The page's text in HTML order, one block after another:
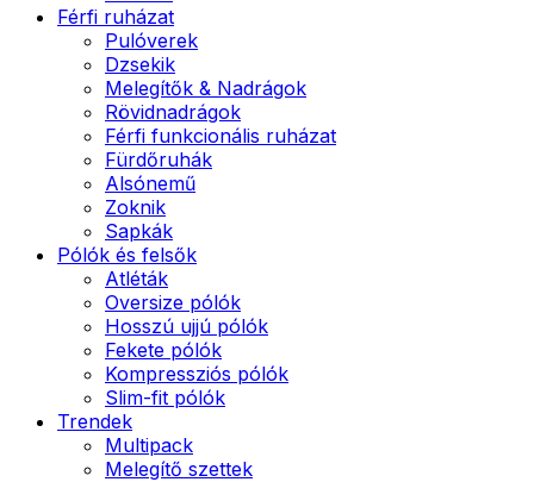
Férfi ruházat
Pulóverek
Dzsekik
Melegítők & Nadrágok
Rövidnadrágok
Férfi funkcionális ruházat
Fürdőruhák
Alsónemű
Zoknik
Sapkák
Pólók és felsők
Atléták
Oversize pólók
Hosszú ujjú pólók
Fekete pólók
Kompressziós pólók
Slim-fit pólók
Trendek
Multipack
Melegítő szettek